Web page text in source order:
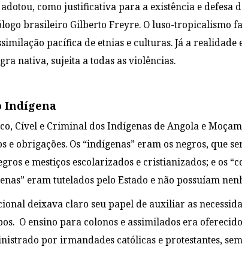
como justificativa para a existência e defesa
brasileiro Gilberto Freyre. O luso-tropicalismo
pacífica de etnias e culturas. Já a
nativa, sujeita a todas as violências.
Indígena
Cível e Criminal dos Indígenas de Angola e
e obrigações. Os “indígenas” eram os negros, que
e mestiços escolarizados e cristianizados; e os
eram tutelados pelo Estado e não possuíam
deixava claro seu papel de auxiliar as
O ensino para colonos e assimilados era
por irmandades católicas e protestantes,